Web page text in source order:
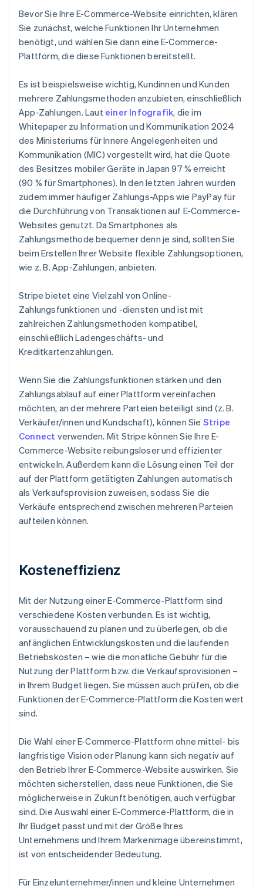
Bevor Sie Ihre E-Commerce-Website einrichten, klären
Sie zunächst, welche Funktionen Ihr Unternehmen
benötigt, und wählen Sie dann eine E-Commerce-
Plattform, die diese Funktionen bereitstellt.
Es ist beispielsweise wichtig, Kundinnen und Kunden
mehrere Zahlungsmethoden anzubieten, einschließlich
App-Zahlungen. Laut einer Infografik, die im
Whitepaper zu Information und Kommunikation 2024
des Ministeriums für Innere Angelegenheiten und
Kommunikation (MIC) vorgestellt wird, hat die Quote
des Besitzes mobiler Geräte in Japan 97 % erreicht
(90 % für Smartphones). In den letzten Jahren wurden
zudem immer häufiger Zahlungs-Apps wie PayPay für
die Durchführung von Transaktionen auf E-Commerce-
Websites genutzt. Da Smartphones als
Zahlungsmethode bequemer denn je sind, sollten Sie
beim Erstellen Ihrer Website flexible Zahlungsoptionen,
wie z. B. App-Zahlungen, anbieten.
Stripe bietet eine Vielzahl von Online-
Zahlungsfunktionen und -diensten und ist mit
zahlreichen Zahlungsmethoden kompatibel,
einschließlich Ladengeschäfts- und
Kreditkartenzahlungen.
Wenn Sie die Zahlungsfunktionen stärken und den
Zahlungsablauf auf einer Plattform vereinfachen
möchten, an der mehrere Parteien beteiligt sind (z. B.
Verkäufer/innen und Kundschaft), können Sie Stripe
Connect verwenden. Mit Stripe können Sie Ihre E-
Commerce-Website reibungsloser und effizienter
entwickeln. Außerdem kann die Lösung einen Teil der
auf der Plattform getätigten Zahlungen automatisch
als Verkaufsprovision zuweisen, sodass Sie die
Verkäufe entsprechend zwischen mehreren Parteien
aufteilen können.
Kosteneffizienz
Mit der Nutzung einer E-Commerce-Plattform sind
verschiedene Kosten verbunden. Es ist wichtig,
vorausschauend zu planen und zu überlegen, ob die
anfänglichen Entwicklungskosten und die laufenden
Betriebskosten – wie die monatliche Gebühr für die
Nutzung der Plattform bzw. die Verkaufsprovisionen –
in Ihrem Budget liegen. Sie müssen auch prüfen, ob die
Funktionen der E-Commerce-Plattform die Kosten wert
sind.
Die Wahl einer E-Commerce-Plattform ohne mittel- bis
langfristige Vision oder Planung kann sich negativ auf
den Betrieb Ihrer E-Commerce-Website auswirken. Sie
möchten sicherstellen, dass neue Funktionen, die Sie
möglicherweise in Zukunft benötigen, auch verfügbar
sind. Die Auswahl einer E-Commerce-Plattform, die in
Ihr Budget passt und mit der Größe Ihres
Unternehmens und Ihrem Markenimage übereinstimmt,
ist von entscheidender Bedeutung.
Für Einzelunternehmer/innen und kleine Unternehmen